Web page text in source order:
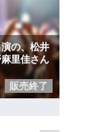
の、松井
里佳さん
販売終了